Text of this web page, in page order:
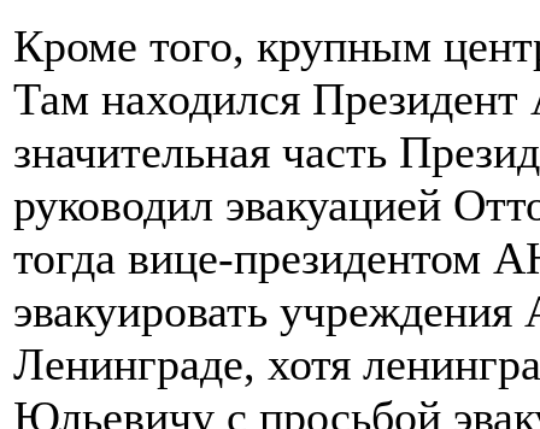
Кроме того, крупным
Там находился
значительная часть
руководил эвакуацией
тогда вице-
эвакуировать
Ленинграде, хотя
Юльевичу с просьбой